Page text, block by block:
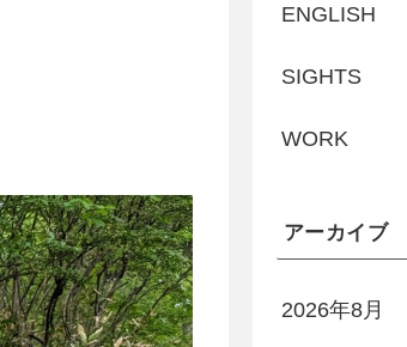
ENGLISH
SIGHTS
WORK
アーカイブ
2026年8月